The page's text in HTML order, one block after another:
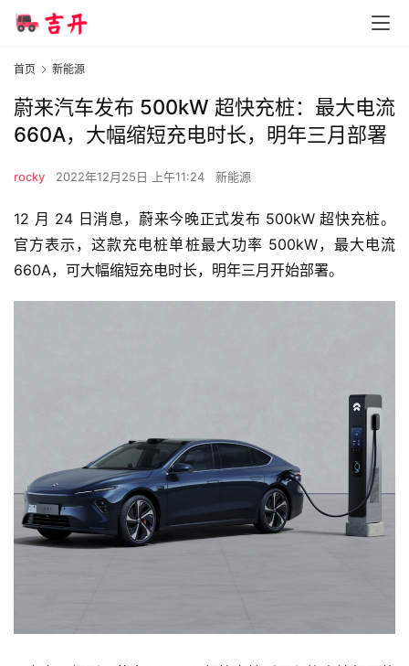
首页 新能源
蔚来汽车发布 500kW 超快充桩：最大电流
660A，大幅缩短充电时长，明年三月部署
rocky 2022年12月25日 上午11:24 新能源
12 月 24 日消息，蔚来今晚正式发布 500kW 超快充桩。
官方表示，这款充电桩单桩最大功率 500kW，最大电流
660A，可大幅缩短充电时长，明年三月开始部署。